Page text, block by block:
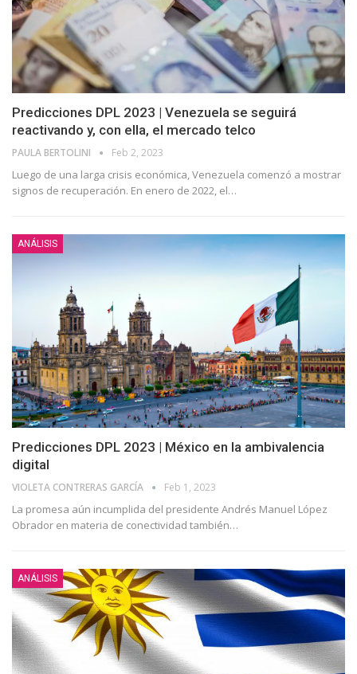
Predicciones DPL 2023 | Venezuela se seguirá
reactivando y, con ella, el mercado telco
PAULA BERTOLINI Feb 2, 2023
Luego de una larga crisis económica, Venezuela comenzó a mostrar
signos de recuperación. En enero de 2022, el…
ANÁLISIS
Predicciones DPL 2023 | México en la ambivalencia
digital
VIOLETA CONTRERAS GARCÍA Feb 1, 2023
La promesa aún incumplida del presidente Andrés Manuel López
Obrador en materia de conectividad también…
ANÁLISIS